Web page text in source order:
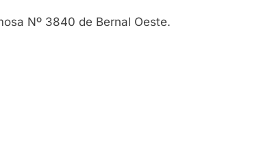
Nº 3840 de Bernal Oeste.